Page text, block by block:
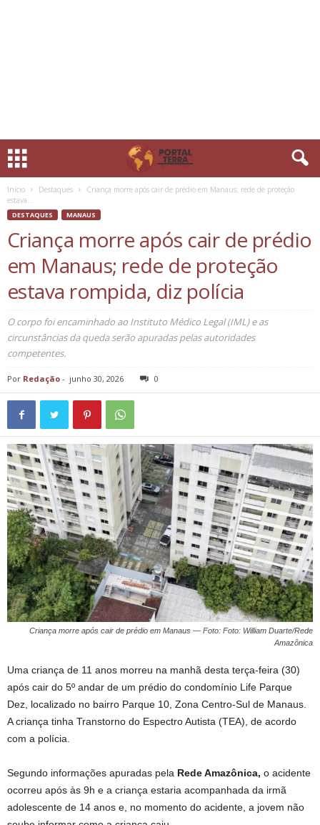
Início Destaques
Criança morre após cair de prédio em Manaus; rede de proteção
estava...
DESTAQUES MANAUS
Criança morre após cair de prédio
em Manaus; rede de proteção
estava rompida, diz polícia
O corpo foi encaminhado ao Instituto Médico Legal (IML) e as
circunstâncias da queda serão apuradas pelas autoridades
competentes.
Por Redação - junho 30, 2026 0
Criança morre após cair de prédio em Manaus — Foto: Foto: William Duarte/Rede
Amazônica
Uma criança de 11 anos morreu na manhã desta terça-feira (30)
após cair do 5º andar de um prédio do condomínio Life Parque
Dez, localizado no bairro Parque 10, Zona Centro-Sul de Manaus.
A criança tinha Transtorno do Espectro Autista (TEA), de acordo
com a polícia.
Segundo informações apuradas pela Rede Amazônica, o acidente
ocorreu após às 9h e a criança estaria acompanhada da irmã
adolescente de 14 anos e, no momento do acidente, a jovem não